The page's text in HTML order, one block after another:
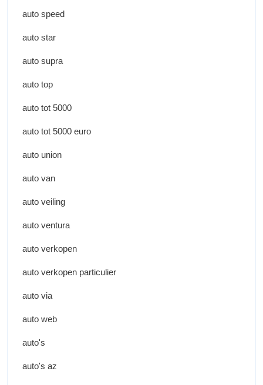
auto speed
auto star
auto supra
auto top
auto tot 5000
auto tot 5000 euro
auto union
auto van
auto veiling
auto ventura
auto verkopen
auto verkopen particulier
auto via
auto web
auto's
auto's az